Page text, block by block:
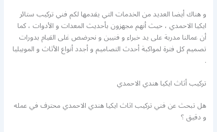
و هناك أيضا العديد من الخدمات التي يقدمها لكم فني تركيب ستائر
ايكيا الاحمدي ، حيث أنهم مجهزون بأحديث المعدات و الأدوات ، كما
أن عمالنا مدربة على يد خبراء و فنيين و نحرضص غلى القيام بدورات
تصميم كل فترة لمواكبة أحدث التصاميم و أجدد أنواع الأثاث و الموبيليا
.
تركيب أثاث ايكيا هندي الاحمدي
هل تبحث عن فني تركيب اثاث ايكيا هندي الاحمدي محترف في عمله
و دقيق ؟